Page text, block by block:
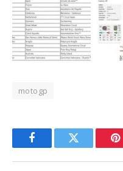
motogp
FacebookTwitter